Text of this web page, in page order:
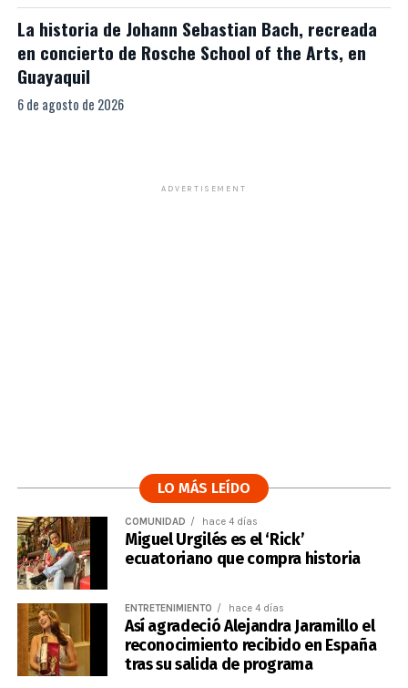
La historia de Johann Sebastian Bach, recreada
en concierto de Rosche School of the Arts, en
Guayaquil
6 de agosto de 2026
ADVERTISEMENT
LO MÁS LEÍDO
COMUNIDAD hace 4 días
Miguel Urgilés es el ‘Rick’
ecuatoriano que compra historia
ENTRETENIMIENTO hace 4 días
Así agradeció Alejandra Jaramillo el
reconocimiento recibido en España
tras su salida de programa